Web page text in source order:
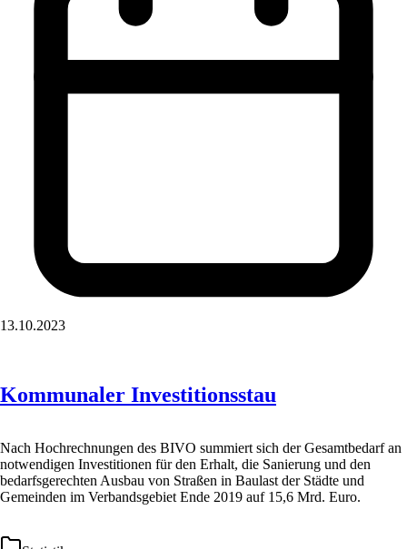
13.10.2023
Kommunaler Investitionsstau
Nach Hochrechnungen des BIVO summiert sich der Gesamtbedarf an
notwendigen Investitionen für den Erhalt, die Sanierung und den
bedarfsgerechten Ausbau von Straßen in Baulast der Städte und
Gemeinden im Verbandsgebiet Ende 2019 auf 15,6 Mrd. Euro.